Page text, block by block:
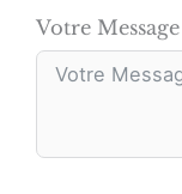
Votre Message